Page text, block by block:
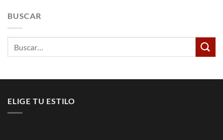
BUSCAR
ELIGE TU ESTILO